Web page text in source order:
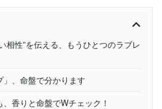
相性”を伝える、もうひとつのラブレ
、命盤で分かります
、香りと命盤でWチェック！